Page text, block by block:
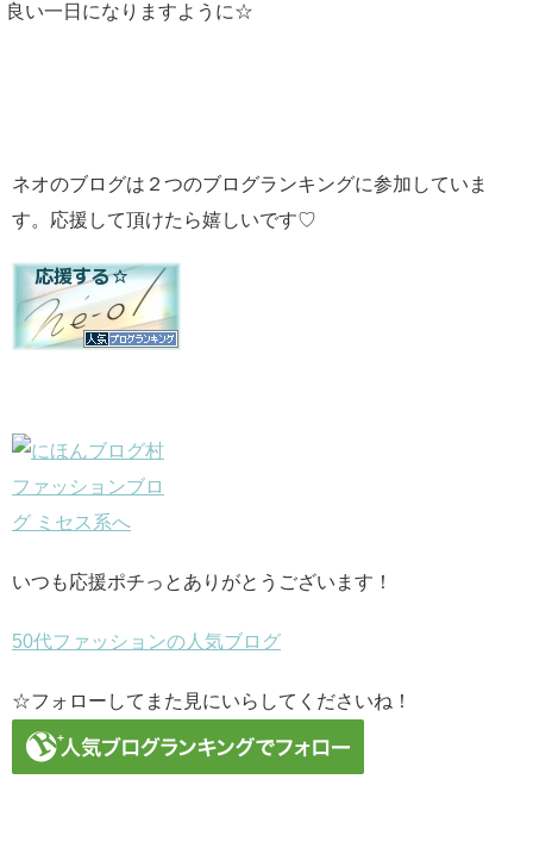
良い一日になりますように☆
ネオのブログは２つのブログランキングに参加していま
す。応援して頂けたら嬉しいです♡
いつも応援ポチっとありがとうございます！
50代ファッションの人気ブログ
☆フォローしてまた見にいらしてくださいね！